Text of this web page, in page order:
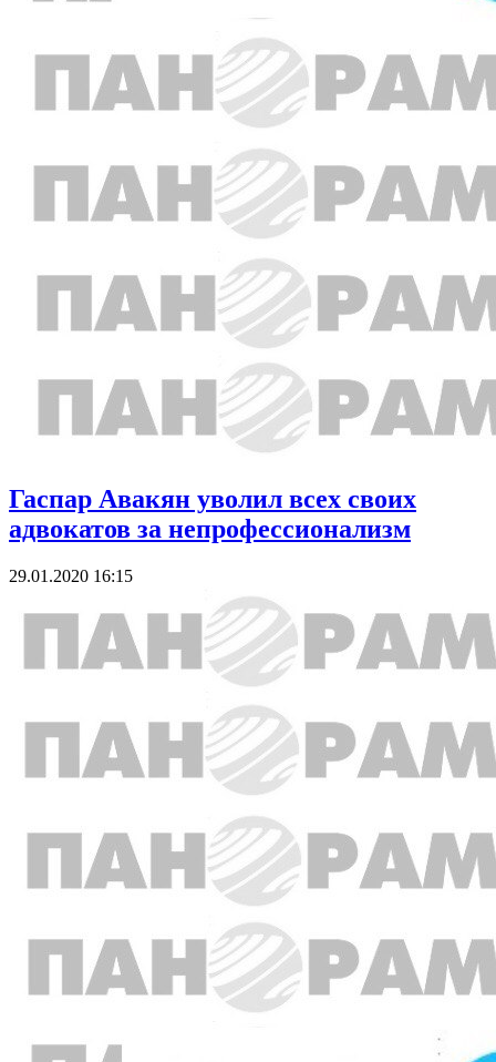
Гаспар Авакян уволил всех своих
адвокатов за непрофессионализм
29.01.2020 16:15